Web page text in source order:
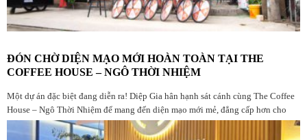
ĐÓN CHỜ DIỆN MẠO MỚI HOÀN TOÀN TẠI THE
COFFEE HOUSE – NGÔ THỜI NHIỆM
Một dự án đặc biệt đang diễn ra! Diệp Gia hân hạnh sát cánh cùng The Coffee
House – Ngô Thời Nhiệm để mang đến diện mạo mới mẻ, đẳng cấp hơn cho
không gian quen thuộc